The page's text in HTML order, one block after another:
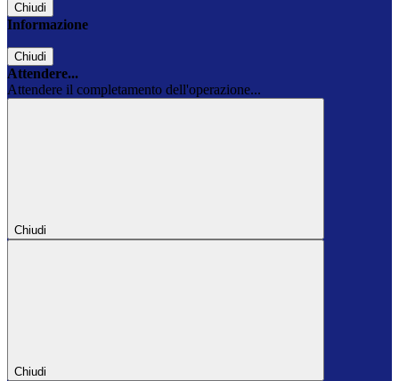
Chiudi
Informazione
Chiudi
Attendere...
Attendere il completamento dell'operazione...
Chiudi
Chiudi